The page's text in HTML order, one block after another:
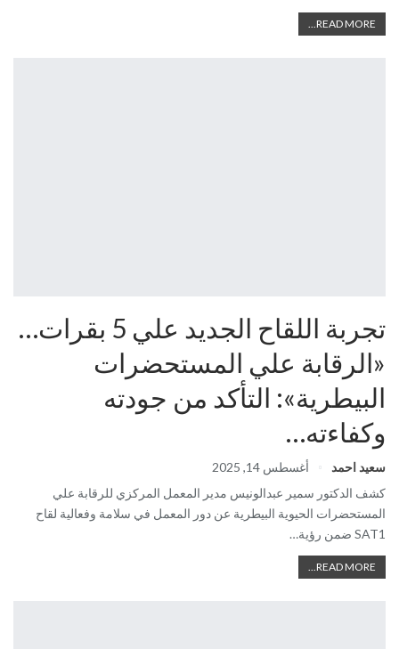
READ MORE...
تجربة اللقاح الجديد علي 5 بقرات…
«الرقابة علي المستحضرات
البيطرية»: التأكد من جودته
وكفاءته…
سعيد احمد
أغسطس 14, 2025
كشف الدكتور سمير عبدالونيس مدير المعمل المركزي للرقابة علي
المستحضرات الحيوية البيطرية عن دور المعمل في سلامة وفعالية لقاح
SAT1 ضمن رؤية…
READ MORE...